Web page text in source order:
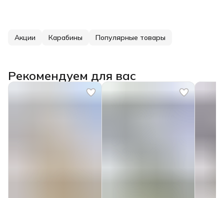
Акции Карабины Популярные товары
Рекомендуем для вас